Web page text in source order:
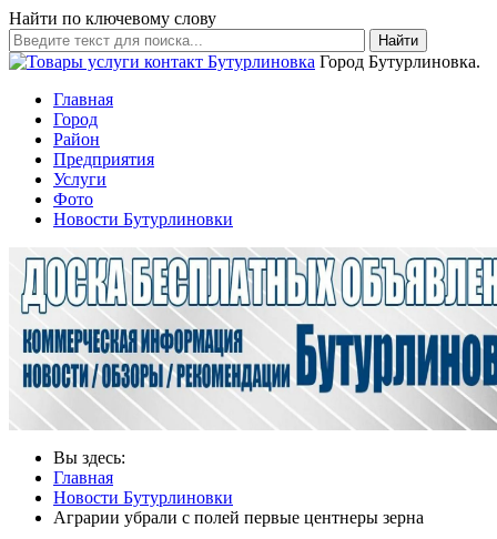
Найти по ключевому слову
Найти
Город Бутурлиновка.
Главная
Город
Район
Предприятия
Услуги
Фото
Новости Бутурлиновки
Вы здесь:
Главная
Новости Бутурлиновки
Аграрии убрали с полей первые центнеры зерна